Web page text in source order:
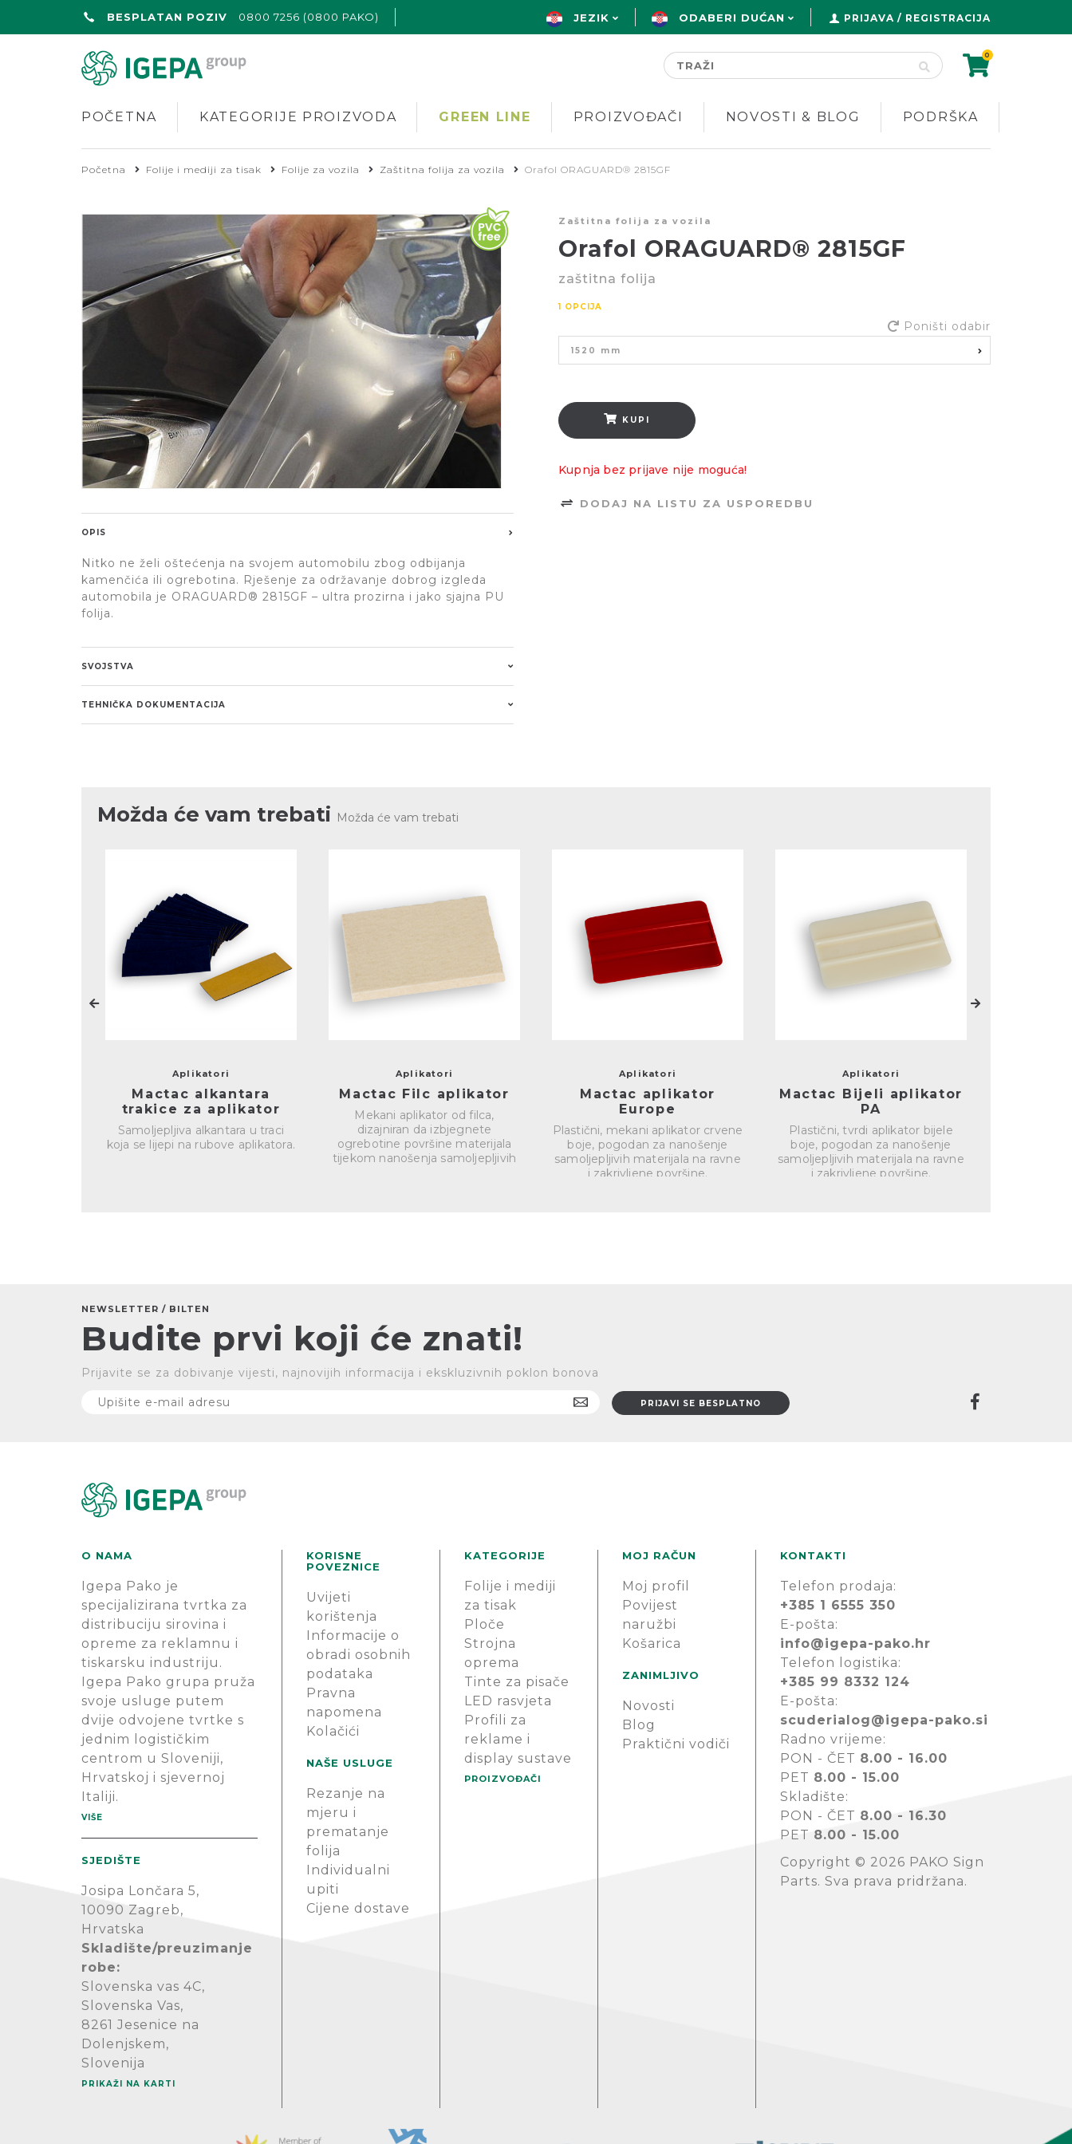
BESPLATAN POZIV 0800 7256 (0800 PAKO) JEZIK ODABERI DUĆAN
0
PRIJAVA / REGISTRACIJA
POČETNA KATEGORIJE PROIZVODA GREEN LINE PROIZVOĐAČI NOVOSTI & BLOG PODRŠKA
Početna Folije i mediji za tisak Folije za vozila Zaštitna folija za vozila Orafol ORAGUARD® 2815GF
Zaštitna folija za vozila
Orafol ORAGUARD® 2815GF
zaštitna folija
1 OPCIJA
Poništi odabir
1520 mm
KUPI
Kupnja bez prijave nije moguća!
DODAJ NA LISTU ZA USPOREDBU
OPIS
Nitko ne želi oštećenja na svojem automobilu zbog odbijanja
kamenčića ili ogrebotina. Rješenje za održavanje dobrog izgleda
automobila je ORAGUARD® 2815GF – ultra prozirna i jako sjajna PU
folija.
SVOJSTVA
TEHNIČKA DOKUMENTACIJA
Možda će vam trebati Možda će vam trebati
Aplikatori
Mactac alkantara
trakice za aplikator
Samoljepljiva alkantara u traci
koja se lijepi na rubove aplikatora.
Aplikatori
Mactac Filc aplikator
Mekani aplikator od filca,
dizajniran da izbjegnete
ogrebotine površine materijala
tijekom nanošenja samoljepljivih
Aplikatori
Mactac aplikator
Europe
Plastični, mekani aplikator crvene
boje, pogodan za nanošenje
samoljepljivih materijala na ravne
i zakrivljene površine.
Aplikatori
Mactac Bijeli aplikator
PA
Plastični, tvrdi aplikator bijele
boje, pogodan za nanošenje
samoljepljivih materijala na ravne
i zakrivljene površine.
NEWSLETTER / BILTEN
Budite prvi koji će znati!
Prijavite se za dobivanje vijesti, najnovijih informacija i ekskluzivnih poklon bonova
O NAMA
Igepa Pako je
specijalizirana tvrtka za
distribuciju sirovina i
opreme za reklamnu i
tiskarsku industriju.
Igepa Pako grupa pruža
svoje usluge putem
dvije odvojene tvrtke s
jednim logističkim
centrom u Sloveniji,
Hrvatskoj i sjevernoj
Italiji.
VIŠE
SJEDIŠTE
Josipa Lončara 5,
10090 Zagreb,
Hrvatska
Skladište/preuzimanje
robe:
Slovenska vas 4C,
Slovenska Vas,
8261 Jesenice na
Dolenjskem,
Slovenija
PRIKAŽI NA KARTI
KORISNE
POVEZNICE
Uvijeti
korištenja
Informacije o
obradi osobnih
podataka
Pravna
napomena
Kolačići
NAŠE USLUGE
Rezanje na
mjeru i
prematanje
folija
Individualni
upiti
Cijene dostave
KATEGORIJE
Folije i mediji
za tisak
Ploče
Strojna
oprema
Tinte za pisače
LED rasvjeta
Profili za
reklame i
display sustave
PROIZVOĐAČI
MOJ RAČUN
Moj profil
Povijest
naružbi
Košarica
ZANIMLJIVO
Novosti
Blog
Praktični vodiči
KONTAKTI
Telefon prodaja:
+385 1 6555 350
E-pošta:
info@igepa-pako.hr
Telefon logistika:
+385 99 8332 124
E-pošta:
scuderialog@igepa-pako.si
Radno vrijeme:
PON - ČET 8.00 - 16.00
PET 8.00 - 15.00
Skladište:
PON - ČET 8.00 - 16.30
PET 8.00 - 15.00
Copyright © 2026 PAKO Sign
Parts. Sva prava pridržana.